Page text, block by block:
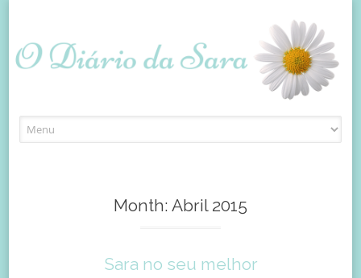
to
Month: Abril 2015
Sara no seu melhor